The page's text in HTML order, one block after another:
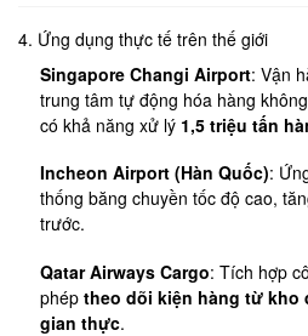
4. Ứng dụng thực tế trên thế giới
Singapore Changi Airport: Vận
trung tâm tự động hóa hàng
có khả năng xử lý 1,5 triệu tấn
Incheon Airport (Hàn Quốc):
thống băng chuyền tốc độ cao,
trước.
Qatar Airways Cargo: Tích hợp
phéptheo dõi kiện hàng từ kho
gian thực.